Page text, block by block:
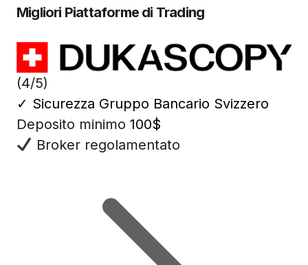
Migliori Piattaforme di Trading
(4/5)
✓ Sicurezza Gruppo Bancario Svizzero
Deposito minimo 100$
Broker regolamentato